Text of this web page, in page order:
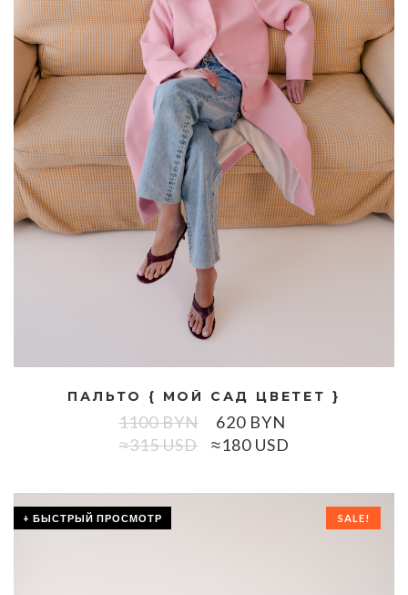
ПАЛЬТО { МОЙ САД ЦВЕТЕТ }
1100BYN
≈315 USD
620BYN
≈180 USD
+ БЫСТРЫЙ ПРОСМОТР SALE!